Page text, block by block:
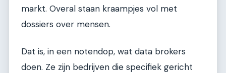
markt. Overal staan kraampjes vol met
dossiers over mensen.
Dat is, in een notendop, wat data brokers
doen. Ze zijn bedrijven die specifiek gericht